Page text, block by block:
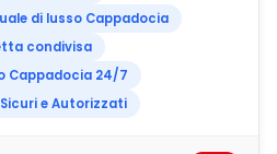
di lusso Cappadocia
condivisa
Cappadocia 24/7
e Autorizzati